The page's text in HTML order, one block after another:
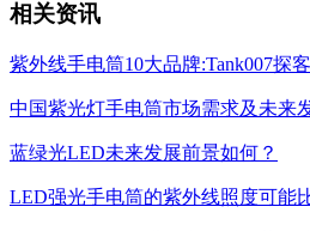
相关资讯
紫外线手电筒10大品牌:Tank007探
中国紫光灯手电筒市场需求及未来
蓝绿光LED未来发展前景如何？
LED强光手电筒的紫外线照度可能